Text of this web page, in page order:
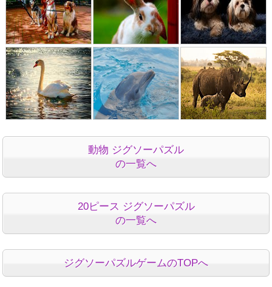
動物 ジグソーパズル
の一覧へ
20ピース ジグソーパズル
の一覧へ
ジグソーパズルゲームのTOPへ